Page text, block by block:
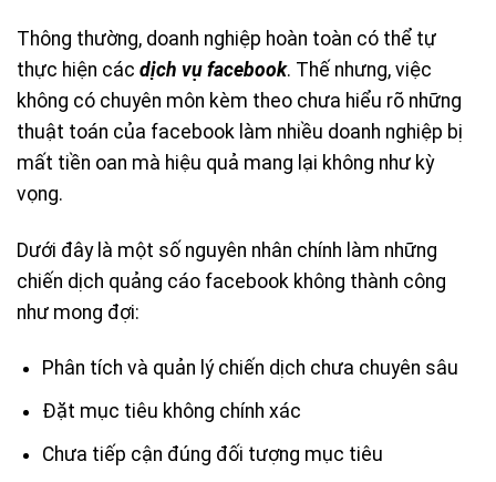
Thông thường, doanh nghiệp hoàn toàn có thể tự
thực hiện các dịch vụ facebook. Thế nhưng, việc
không có chuyên môn kèm theo chưa hiểu rõ những
thuật toán của facebook làm nhiều doanh nghiệp bị
mất tiền oan mà hiệu quả mang lại không như kỳ
vọng.
Dưới đây là một số nguyên nhân chính làm những
chiến dịch quảng cáo facebook không thành công
như mong đợi:
Phân tích và quản lý chiến dịch chưa chuyên sâu
Đặt mục tiêu không chính xác
Chưa tiếp cận đúng đối tượng mục tiêu